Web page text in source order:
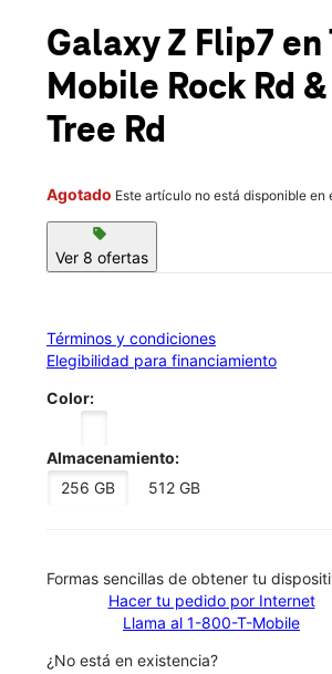
location_on
2151 N Rock Rd Ste 300 Derby, KS
Galaxy Z Flip7 en
Mobile Rock Rd
Tree Rd
Agotado Este artículo no está disponible en
sell
Ver 8 ofertas
Términos y condiciones
Elegibilidad para financiamiento
Color:
Almacenamiento:
256 GB
512 GB
​​​​​​​Formas sencillas de obtener tu
Hacer tu pedido por Internet
Llama al 1-800-T-Mobile
¿No está en existencia?